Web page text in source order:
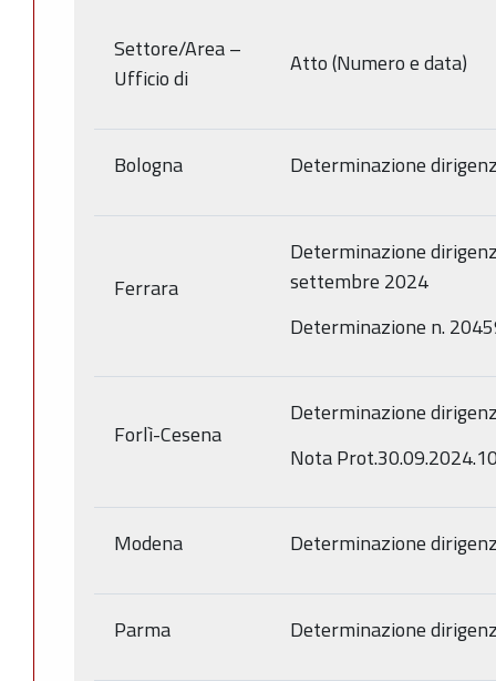
Settore/Area –
Ufficio di
Atto (Numero e data)
Bologna Determinazione
Ferrara
Determinazione
settembre 2024
Determinazione n.
Forlì-Cesena
Determinazione
Nota
Modena Determinazione
Parma Determinazione